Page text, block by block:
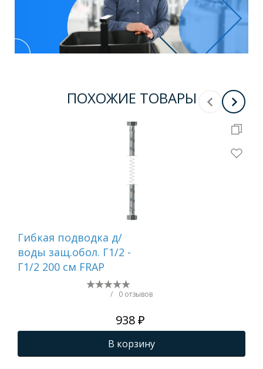
ПОХОЖИЕ ТОВАРЫ
Гибкая подводка д/
воды защ.обол. Г1/2 -
Г1/2 200 см FRAP
/ 0 отзывов
938 ₽
В корзину